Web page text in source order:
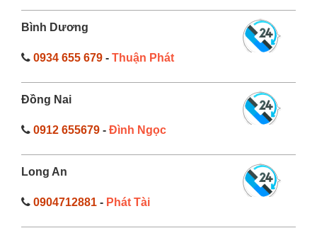
Bình Dương
0934 655 679 - Thuận Phát
Đồng Nai
0912 655679 - Đình Ngọc
Long An
0904712881 - Phát Tài